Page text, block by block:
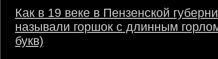
Как в 19 веке в Пензенской
называли горшок с длинным
букв)